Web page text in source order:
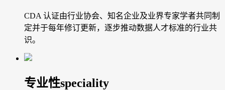
CDA 认证由行业协会、知名企业及业界专家学者共同制
定并于每年修订更新，逐步推动数据人才标准的行业共
识。
专业性speciality